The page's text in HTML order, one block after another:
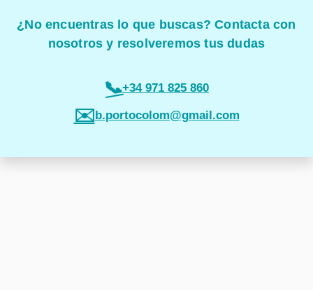
¿No encuentras lo que buscas? Contacta con
nosotros y resolveremos tus dudas
📞+34 971 825 860
✉️b.portocolom@gmail.com